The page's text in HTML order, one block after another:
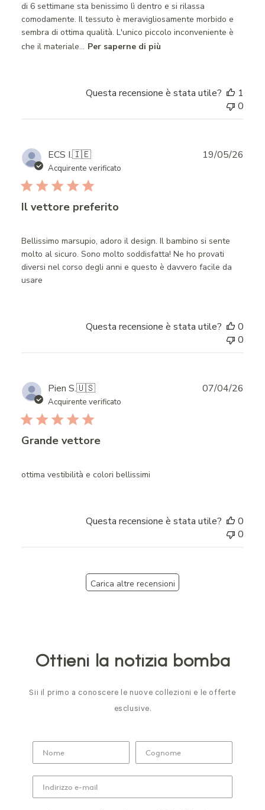
di 6 settimane sta benissimo lì dentro e si rilassa
comodamente. Il tessuto è meravigliosamente morbido e
sembra di ottima qualità. L'unico piccolo inconveniente è
che il materiale... Per saperne di più
Questa recensione è stata utile?
1
0
ECS I.🇮🇪
Acquirente verificato
Il vettore preferito
Bellissimo marsupio, adoro il design. Il bambino si sente
molto al sicuro. Sono molto soddisfatta! Ne ho provati
diversi nel corso degli anni e questo è davvero facile da
usare
19/05/26
Questa recensione è stata utile?
0
0
Pien S.🇺🇸
Acquirente verificato
Grande vettore
ottima vestibilità e colori bellissimi
07/04/26
Questa recensione è stata utile?
0
0
Carica altre recensioni
Ottieni la notizia bomba
Sii il primo a conoscere le nuove collezioni e le offerte
esclusive.